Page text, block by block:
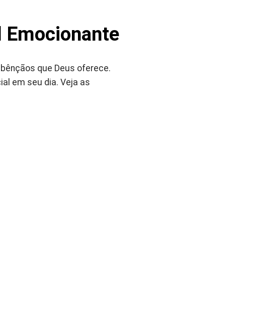
Emocionante
que Deus oferece.
em seu dia. Veja as